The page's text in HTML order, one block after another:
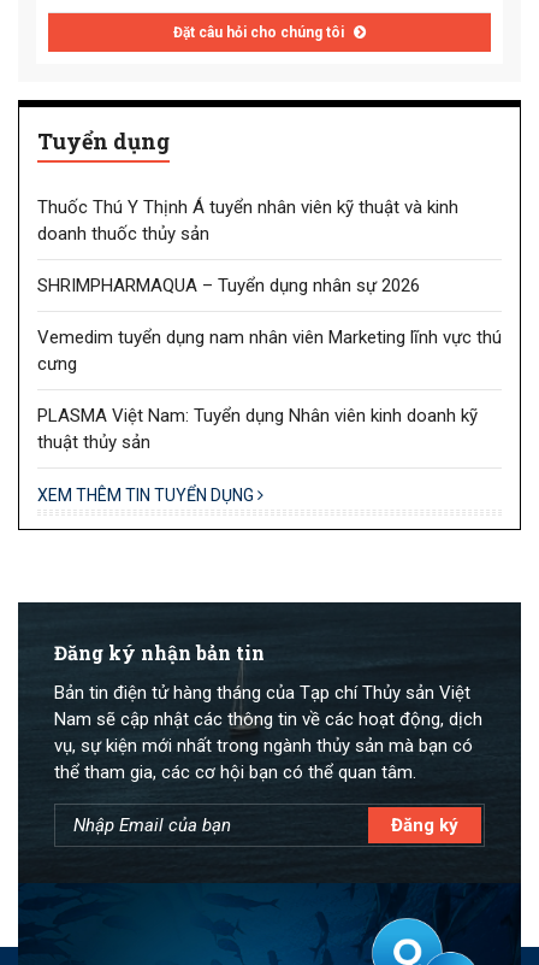
Đặt câu hỏi cho chúng tôi
Tuyển dụng
Thuốc Thú Y Thịnh Á tuyển nhân viên kỹ thuật và kinh
doanh thuốc thủy sản
SHRIMPHARMAQUA – Tuyển dụng nhân sự 2026
Vemedim tuyển dụng nam nhân viên Marketing lĩnh vực thú
cưng
PLASMA Việt Nam: Tuyển dụng Nhân viên kinh doanh kỹ
thuật thủy sản
XEM THÊM TIN TUYỂN DỤNG
Đăng ký nhận bản tin
Bản tin điện tử hàng tháng của Tạp chí Thủy sản Việt
Nam sẽ cập nhật các thông tin về các hoạt động, dịch
vụ, sự kiện mới nhất trong ngành thủy sản mà bạn có
thể tham gia, các cơ hội bạn có thể quan tâm.